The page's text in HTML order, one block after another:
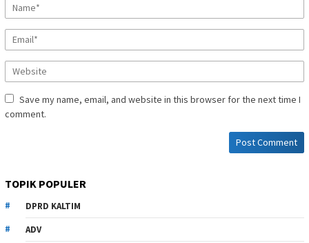
Save my name, email, and website in this browser for the next time I
comment.
TOPIK POPULER
DPRD KALTIM
ADV